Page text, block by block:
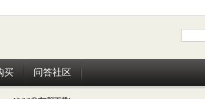
买 问答社区